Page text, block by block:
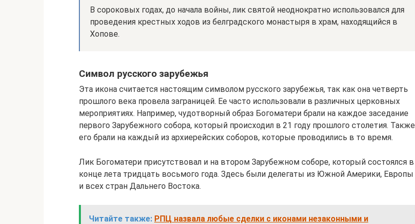
В сороковых годах, до начала войны, лик святой неоднократно использовался для
проведения крестных ходов из белградского монастыря в храм, находящийся в
Хопове.
Символ русского зарубежья
Эта икона считается настоящим символом русского зарубежья, так как она четверть
прошлого века провела заграницей. Ее часто использовали в различных церковных
мероприятиях. Например, чудотворный образ Богоматери брали на каждое заседание
первого Зарубежного собора, который происходил в 21 году прошлого столетия. Также
его брали на каждый из архиерейских соборов, которые проводились в то время.
Лик Богоматери присутствовал и на втором Зарубежном соборе, который состоялся в
конце лета тридцать восьмого года. Здесь были делегаты из Южной Америки, Европы
и всех стран Дальнего Востока.
Читайте также: РПЦ назвала любые сделки с иконами незаконными и